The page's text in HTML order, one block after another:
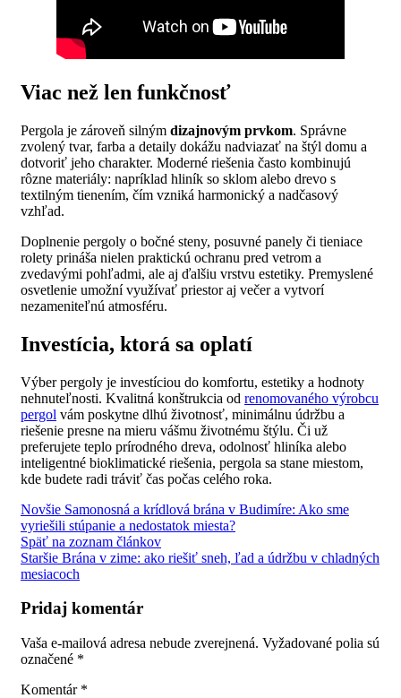
Viac než len funkčnosť
Pergola je zároveň silným dizajnovým prvkom. Správne
zvolený tvar, farba a detaily dokážu nadviazať na štýl domu a
dotvoriť jeho charakter. Moderné riešenia často kombinujú
rôzne materiály: napríklad hliník so sklom alebo drevo s
textilným tienením, čím vzniká harmonický a nadčasový
vzhľad.
Doplnenie pergoly o bočné steny, posuvné panely či tieniace
rolety prináša nielen praktickú ochranu pred vetrom a
zvedavými pohľadmi, ale aj ďalšiu vrstvu estetiky. Premyslené
osvetlenie umožní využívať priestor aj večer a vytvorí
nezameniteľnú atmosféru.
Investícia, ktorá sa oplatí
Výber pergoly je investíciou do komfortu, estetiky a hodnoty
nehnuteľnosti. Kvalitná konštrukcia od renomovaného výrobcu
pergol vám poskytne dlhú životnosť, minimálnu údržbu a
riešenie presne na mieru vášmu životnému štýlu. Či už
preferujete teplo prírodného dreva, odolnosť hliníka alebo
inteligentné bioklimatické riešenia, pergola sa stane miestom,
kde budete radi tráviť čas počas celého roka.
Novšie Samonosná a krídlová brána v Budimíre: Ako sme
vyriešili stúpanie a nedostatok miesta?
Späť na zoznam článkov
Staršie Brána v zime: ako riešiť sneh, ľad a údržbu v chladných
mesiacoch
Pridaj komentár
Vaša e-mailová adresa nebude zverejnená. Vyžadované polia sú
označené *
Komentár *